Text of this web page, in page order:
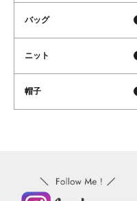
バッグ
ニット
帽子